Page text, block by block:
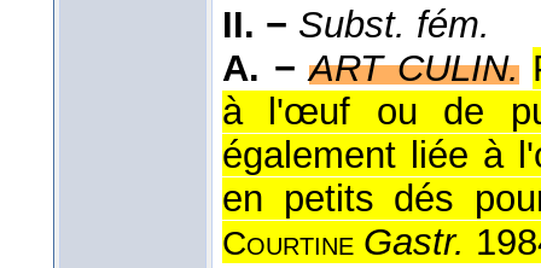
II. − Subst. fém.
A. − ART CULIN.
à l'œuf ou de
également liée à
en petits dés
Courtine Gastr.